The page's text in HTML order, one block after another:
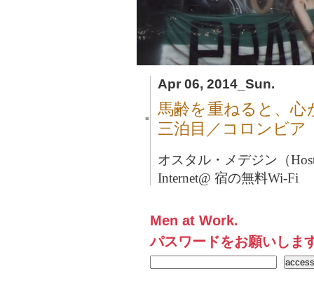
Apr 06, 2014_Sun.
■
馬齢を重ねると、
三泊目／コロンビア
オスタル・メデジン（
Internet@ 宿の無料Wi-Fi
Men at Work.
パスワードをお願いしま